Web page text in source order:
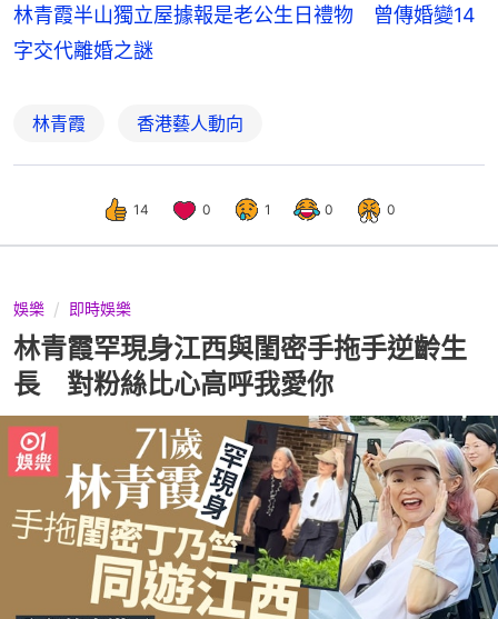
林青霞半山獨立屋據報是老公生日禮物　曾傳婚變14
字交代離婚之謎
林青霞 香港藝人動向
14 0 1 0 0
娛樂 即時娛樂
林青霞罕現身江西與閨密手拖手逆齡生
長 對粉絲比心高呼我愛你